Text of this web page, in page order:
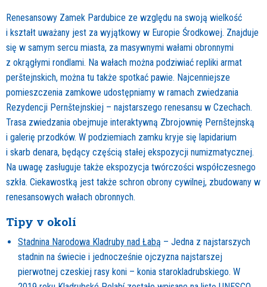
Renesansowy Zamek Pardubice ze względu na swoją wielkość
i kształt uważany jest za wyjątkowy w Europie Środkowej. Znajduje
się w samym sercu miasta, za masywnymi wałami obronnymi
z okrągłymi rondlami. Na wałach można podziwiać repliki armat
perštejnskich, można tu także spotkać pawie. Najcenniejsze
pomieszczenia zamkowe udostępniamy w ramach zwiedzania
Rezydencji Pernštejnskiej – najstarszego renesansu w Czechach.
Trasa zwiedzania obejmuje interaktywną Zbrojownię Pernštejnską
i galerię przodków. W podziemiach zamku kryje się lapidarium
i skarb denara, będący częścią stałej ekspozycji numizmatycznej.
Na uwagę zasługuje także ekspozycja twórczości współczesnego
szkła. Ciekawostką jest także schron obrony cywilnej, zbudowany w
renesansowych wałach obronnych.
Tipy v okolí
Stadnina Narodowa Kladruby nad Łabą – Jedna z najstarszych
stadnin na świecie i jednocześnie ojczyzna najstarszej
pierwotnej czeskiej rasy koni – konia starokladrubskiego. W